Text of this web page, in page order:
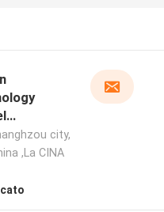
city,
,La CINA